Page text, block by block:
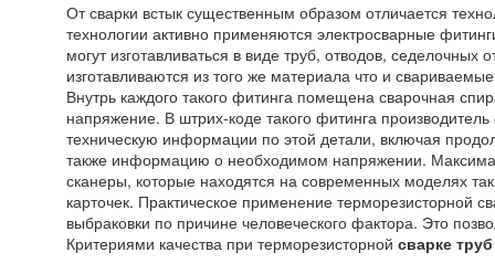
От сварки встык существенным образом отличается
технологии активно применяются электросварные
могут изготавливаться в виде труб, отводов,
изготавливаются из того же материала что и
Внутрь каждого такого фитинга помещена сварочная
напряжение. В штрих-коде такого фитинга
техническую информации по этой детали, включая
также информацию о необходимом напряжении.
сканеры, которые находятся на современных моделях
карточек. Практическое применение терморезисторной
выбраковки по причине человеческого фактора. Это
Критериями качества при терморезисторной сварке труб